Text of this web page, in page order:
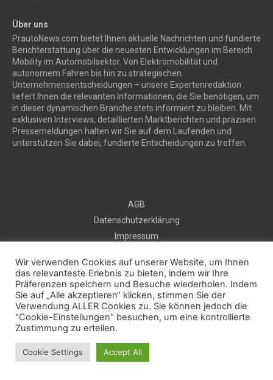
Über uns
PrautoNews.com bietet Ihnen aktuelle Nachrichten und fundierte
Berichterstattung über die neuesten Entwicklungen im Bereich
Mobility im Automobilsektor. Von Elektromobilität und
autonomem Fahren bis hin zu strategischen
Unternehmensentscheidungen – unsere Expertenredaktion
liefert Ihnen die relevanten Informationen, die Sie benötigen, um
in dieser dynamischen Branche stets informiert zu bleiben. Mit
exklusiven Interviews, detaillierten Marktberichten und präzisen
Pressemeldungen halten wir Sie auf dem Laufenden und
unterstützen Sie dabei, fundierte Entscheidungen zu treffen.
AGB
Datenschutzerklärung
Impressum
Kontakt
Kostenlos Pressemeldung veröffentlichen
2025 © prautonews.com
Facebook Instagram
Wir verwenden Cookies auf unserer Website, um Ihnen
das relevanteste Erlebnis zu bieten, indem wir Ihre
Präferenzen speichern und Besuche wiederholen. Indem
Sie auf „Alle akzeptieren“ klicken, stimmen Sie der
Verwendung ALLER Cookies zu. Sie können jedoch die
"Cookie-Einstellungen" besuchen, um eine kontrollierte
Zustimmung zu erteilen.
Cookie Settings Accept All